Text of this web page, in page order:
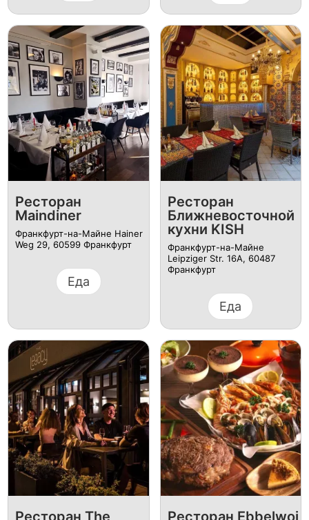
Ресторан
Maindiner
Франкфурт-на-Майне Hainer
Weg 29, 60599 Франкфурт
Еда
Ресторан
Ближневосточной
кухни KISH
Франкфурт-на-Майне
Leipziger Str. 16A, 60487
Франкфурт
Еда
Ресторан The Ресторан Ebbelwoi